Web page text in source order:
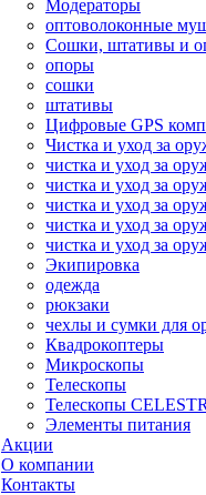
Модераторы
оптоволоконные
Сошки, штативы и
опоры
сошки
штативы
Цифровые GPS
Чистка и уход за
чистка и уход за
чистка и уход за
чистка и уход за
чистка и уход за
чистка и уход за
Экипировка
одежда
рюкзаки
чехлы и сумки для
Квадрокоптеры
Микроскопы
Телескопы
Телескопы
Элементы питания
Акции
О компании
Контакты